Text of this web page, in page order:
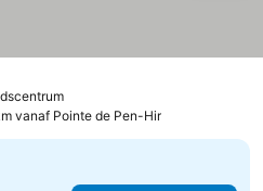
vanaf Pointe de Pen-Hir